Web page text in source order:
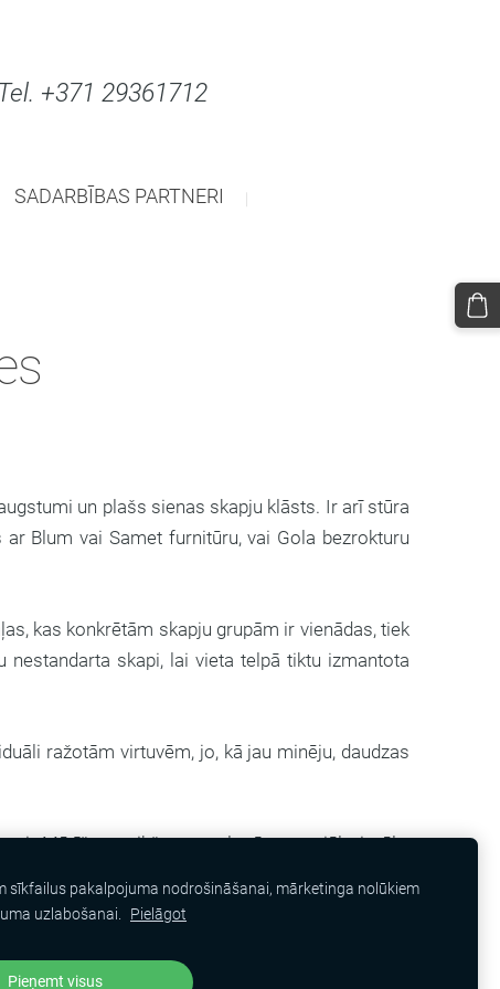
29361712
SADARBĪBAS PARTNERI
un plašs sienas skapju klāsts. Ir arī stūra
Blum vai Samet furnitūru, vai Gola bezrokturu
kas konkrētām skapju grupām ir vienādas, tiek
skapi, lai vieta telpā tiktu izmantota
ražotām virtuvēm, jo, kā jau minēju, daudzas
Mērīšana, tikšanas salonā, materiālu izvēle,
sīkfailus pakalpojuma nodrošināšanai, mārketinga nolūkiem
uzlabošanai. Pielāgot
Pieņemt visus